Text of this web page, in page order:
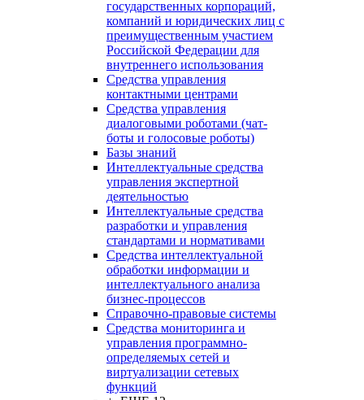
государственных корпораций,
компаний и юридических лиц с
преимущественным участием
Российской Федерации для
внутреннего использования
Средства управления
контактными центрами
Средства управления
диалоговыми роботами (чат-
боты и голосовые роботы)
Базы знаний
Интеллектуальные средства
управления экспертной
деятельностью
Интеллектуальные средства
разработки и управления
стандартами и нормативами
Средства интеллектуальной
обработки информации и
интеллектуального анализа
бизнес-процессов
Справочно-правовые системы
Средства мониторинга и
управления программно-
определяемых сетей и
виртуализации сетевых
функций